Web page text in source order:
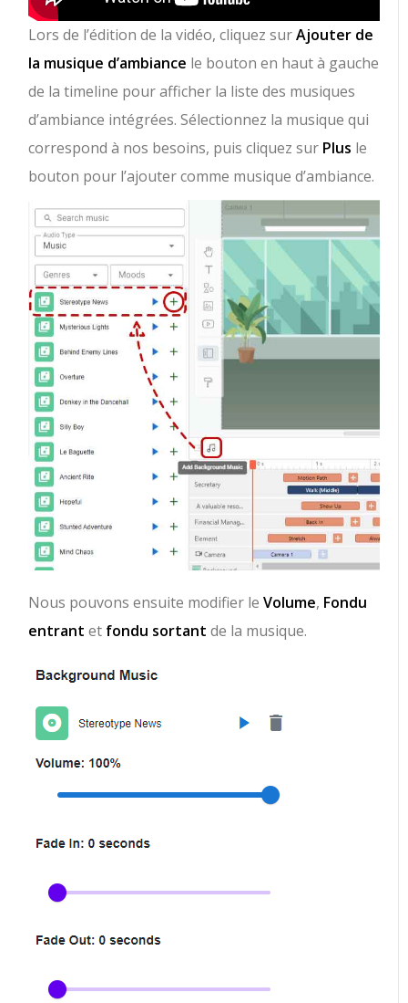
Lors de l’édition de la vidéo, cliquez surAjouter de
la musique d’ambiance le bouton en haut à gauche
de la timeline pour afficher la liste des musiques
d’ambiance intégrées. Sélectionnez la musique qui
correspond à nos besoins, puis cliquez sur Plus le
bouton pour l’ajouter comme musique d’ambiance.
Nous pouvons ensuite modifier leVolume, Fondu
entrant et fondu sortant de la musique.